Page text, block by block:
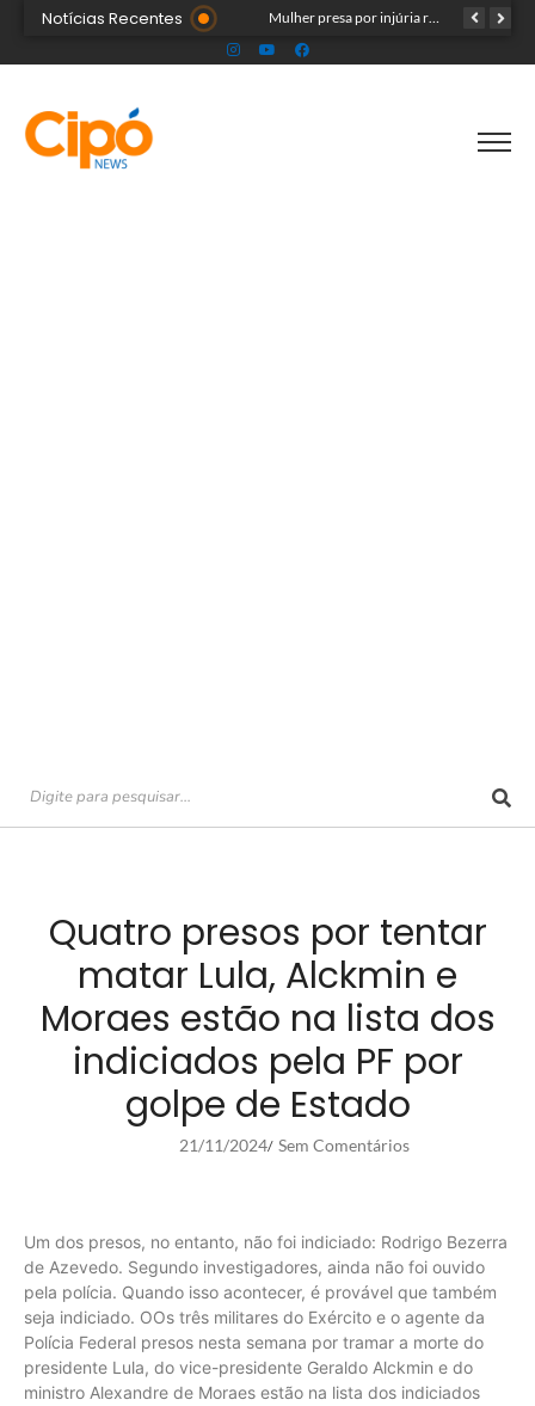
Notícias Recentes
Público ainda pode garantir entrada para show do Som & Louvor na Expoacre nesta sexta Seadh repudia ataque racista contra Rainha da Expoacre 2026 e reforça combate à discriminação
Quatro presos por tentar
matar Lula, Alckmin e
Moraes estão na lista dos
indiciados pela PF por
golpe de Estado
21/11/2024/ Sem Comentários
Um dos presos, no entanto, não foi indiciado: Rodrigo Bezerra
de Azevedo. Segundo investigadores, ainda não foi ouvido
pela polícia. Quando isso acontecer, é provável que também
seja indiciado. OOs três militares do Exército e o agente da
Polícia Federal presos nesta semana por tramar a morte do
presidente Lula, do vice-presidente Geraldo Alckmin e do
ministro Alexandre de Moraes estão na lista dos indiciados